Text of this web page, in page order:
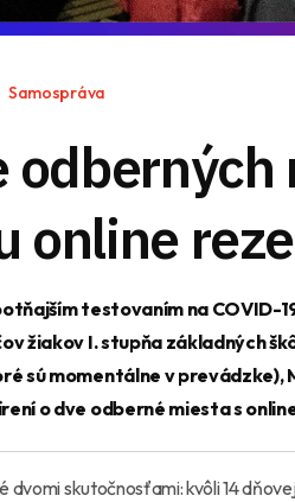
Samospráva
odberných
online
testovaním na COVID-
žiakov I. stupňa základných
sú momentálne v
o dve odberné miesta s
dvomi skutočnosťami: kvôli 14